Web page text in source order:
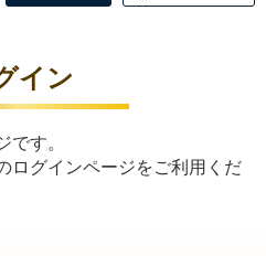
イン
です。
ログインページをご利用くだ